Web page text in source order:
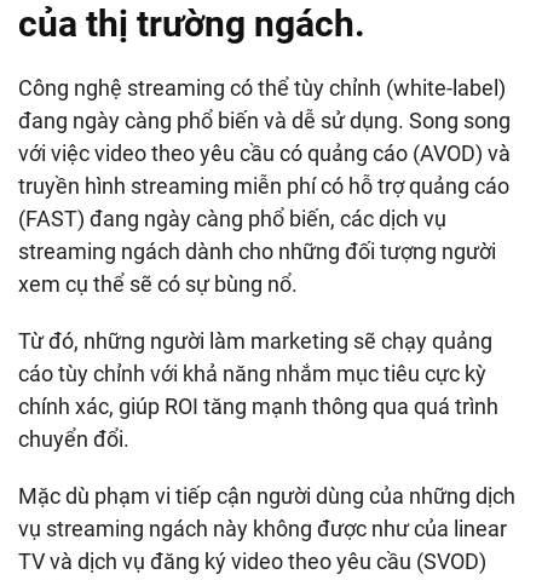
của thị trường ngách.
Công nghệ streaming có thể tùy chỉnh (white-label)
đang ngày càng phổ biến và dễ sử dụng. Song song
với việc video theo yêu cầu có quảng cáo (AVOD) và
truyền hình streaming miễn phí có hỗ trợ quảng cáo
(FAST) đang ngày càng phổ biến, các dịch vụ
streaming ngách dành cho những đối tượng người
xem cụ thể sẽ có sự bùng nổ.
Từ đó, những người làm marketing sẽ chạy quảng
cáo tùy chỉnh với khả năng nhắm mục tiêu cực kỳ
chính xác, giúp ROI tăng mạnh thông qua quá trình
chuyển đổi.
Mặc dù phạm vi tiếp cận người dùng của những dịch
vụ streaming ngách này không được như của linear
TV và dịch vụ đăng ký video theo yêu cầu (SVOD)